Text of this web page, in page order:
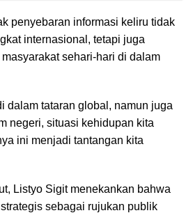
penyebaran informasi keliru tidak
internasional, tetapi juga
sehari-hari di dalam
dalam tataran global, namun juga
negeri, situasi kehidupan kita
ini menjadi tantangan kita
Listyo Sigit menekankan bahwa
sebagai rujukan publik